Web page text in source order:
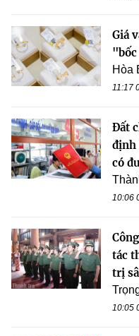
Giá
"bốc
Hòa
11:17
Đất
định
có
10:06
tác
trị
10:05